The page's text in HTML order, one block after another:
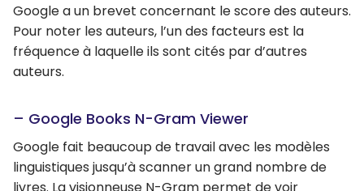
Google a un brevet concernant le score des auteurs.
Pour noter les auteurs, l’un des facteurs est la
fréquence à laquelle ils sont cités par d’autres
auteurs.
– Google Books N-Gram Viewer
Google fait beaucoup de travail avec les modèles
linguistiques jusqu’à scanner un grand nombre de
livres. La visionneuse N-Gram permet de voir